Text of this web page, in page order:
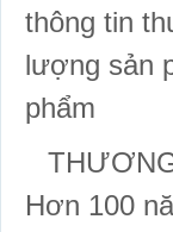
thông tin
lượng sản
phẩm
Hơn 100